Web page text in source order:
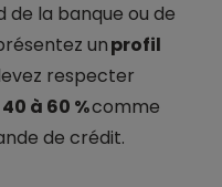
de la banque ou de
unprofil
respecter
à 60 %comme
de crédit.